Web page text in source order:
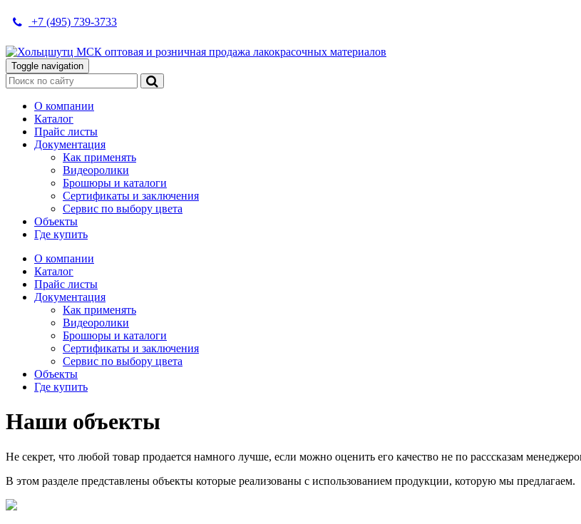
+7 (495) 739-3733
Toggle navigation
О компании
Каталог
Прайс листы
Документация
Как применять
Видеоролики
Брошюры и каталоги
Сертификаты и заключения
Сервис по выбору цвета
Объекты
Где купить
О компании
Каталог
Прайс листы
Документация
Как применять
Видеоролики
Брошюры и каталоги
Сертификаты и заключения
Сервис по выбору цвета
Объекты
Где купить
Наши объекты
Не секрет, что любой товар продается намного лучше, если можно оценить его качество не по расссказам
В этом разделе представлены объекты которые реализованы с использованием продукции, которую мы предлагаем.